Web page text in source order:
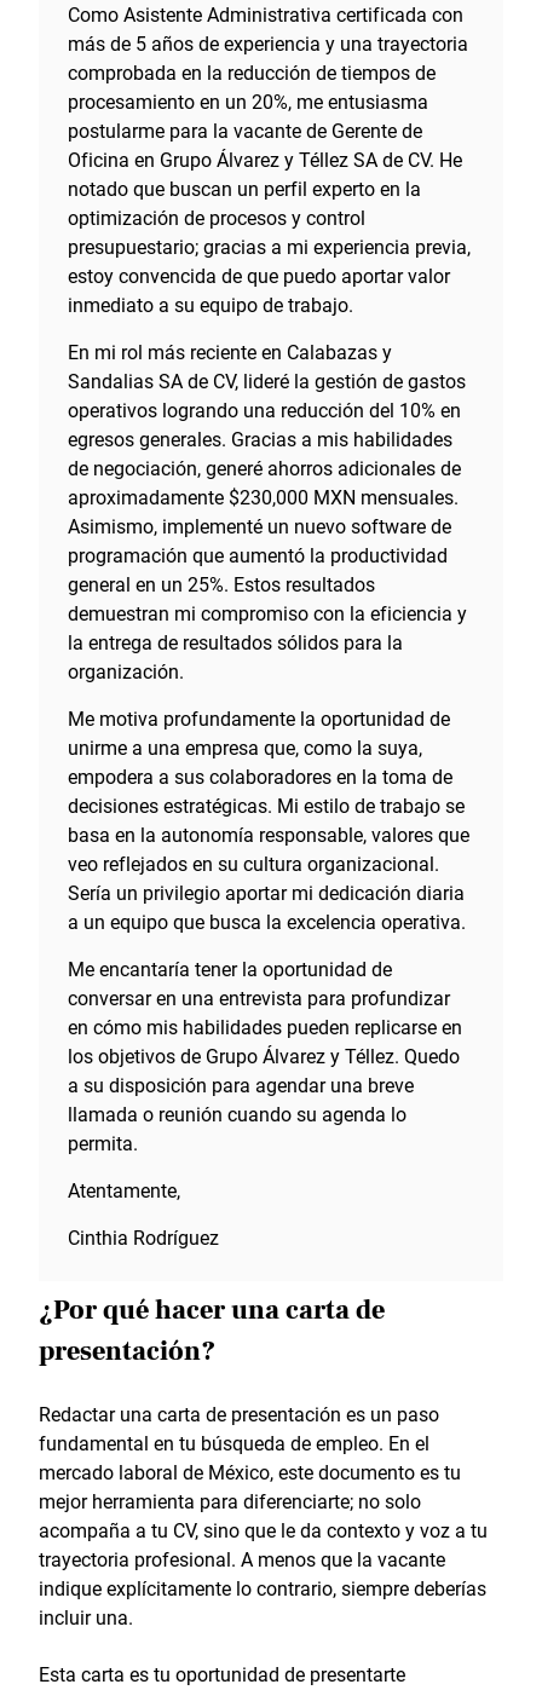
Como Asistente Administrativa certificada con
más de 5 años de experiencia y una trayectoria
comprobada en la reducción de tiempos de
procesamiento en un 20%, me entusiasma
postularme para la vacante de Gerente de
Oficina en Grupo Álvarez y Téllez SA de CV. He
notado que buscan un perfil experto en la
optimización de procesos y control
presupuestario; gracias a mi experiencia previa,
estoy convencida de que puedo aportar valor
inmediato a su equipo de trabajo.
En mi rol más reciente en Calabazas y
Sandalias SA de CV, lideré la gestión de gastos
operativos logrando una reducción del 10% en
egresos generales. Gracias a mis habilidades
de negociación, generé ahorros adicionales de
aproximadamente $230,000 MXN mensuales.
Asimismo, implementé un nuevo software de
programación que aumentó la productividad
general en un 25%. Estos resultados
demuestran mi compromiso con la eficiencia y
la entrega de resultados sólidos para la
organización.
Me motiva profundamente la oportunidad de
unirme a una empresa que, como la suya,
empodera a sus colaboradores en la toma de
decisiones estratégicas. Mi estilo de trabajo se
basa en la autonomía responsable, valores que
veo reflejados en su cultura organizacional.
Sería un privilegio aportar mi dedicación diaria
a un equipo que busca la excelencia operativa.
Me encantaría tener la oportunidad de
conversar en una entrevista para profundizar
en cómo mis habilidades pueden replicarse en
los objetivos de Grupo Álvarez y Téllez. Quedo
a su disposición para agendar una breve
llamada o reunión cuando su agenda lo
permita.
Atentamente,
Cinthia Rodríguez
¿Por qué hacer una carta de
presentación?
Redactar una carta de presentación es un paso
fundamental en tu búsqueda de empleo. En el
mercado laboral de México, este documento es tu
mejor herramienta para diferenciarte; no solo
acompaña a tu CV, sino que le da contexto y voz a tu
trayectoria profesional. A menos que la vacante
indique explícitamente lo contrario, siempre deberías
incluir una.
Esta carta es tu oportunidad de presentarte